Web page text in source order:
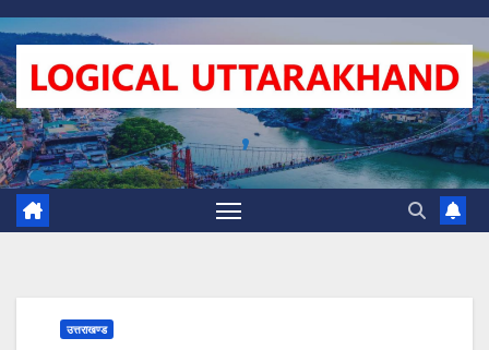
Skip
to
content
,
उत्तराखण्ड